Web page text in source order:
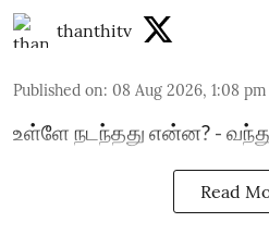
thanthitv
Published on: 08 Aug 2026, 1:08 pm
உள்ளே நடந்தது என்ன? -
Read